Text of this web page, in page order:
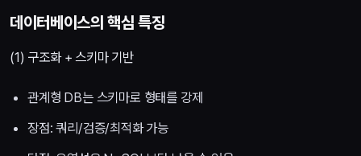
데이터베이스의 핵심 특징
(1) 구조화 + 스키마 기반
관계형 DB는 스키마로 형태를 강제
장점: 쿼리/검증/최적화 가능